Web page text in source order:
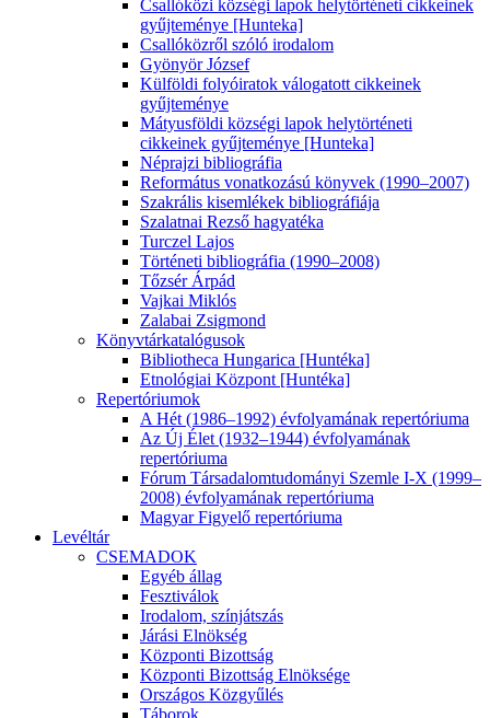
Csallóközi községi lapok helytörténeti cikkeinek
gyűjteménye [Hunteka]
Csallóközről szóló irodalom
Gyönyör József
Külföldi folyóiratok válogatott cikkeinek
gyűjteménye
Mátyusföldi községi lapok helytörténeti
cikkeinek gyűjteménye [Hunteka]
Néprajzi bibliográfia
Református vonatkozású könyvek (1990–2007)
Szakrális kisemlékek bibliográfiája
Szalatnai Rezső hagyatéka
Turczel Lajos
Történeti bibliográfia (1990–2008)
Tőzsér Árpád
Vajkai Miklós
Zalabai Zsigmond
Könyvtárkatalógusok
Bibliotheca Hungarica [Huntéka]
Etnológiai Központ [Huntéka]
Repertóriumok
A Hét (1986–1992) évfolyamának repertóriuma
Az Új Élet (1932–1944) évfolyamának
repertóriuma
Fórum Társadalomtudományi Szemle I-X (1999–
2008) évfolyamának repertóriuma
Magyar Figyelő repertóriuma
Levéltár
CSEMADOK
Egyéb állag
Fesztiválok
Irodalom, színjátszás
Járási Elnökség
Központi Bizottság
Központi Bizottság Elnöksége
Országos Közgyűlés
Táborok